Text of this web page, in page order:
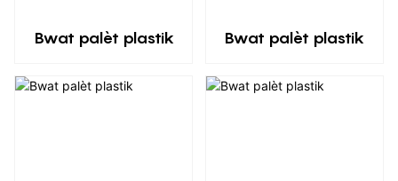
Bwat palèt plastik Bwat palèt plastik